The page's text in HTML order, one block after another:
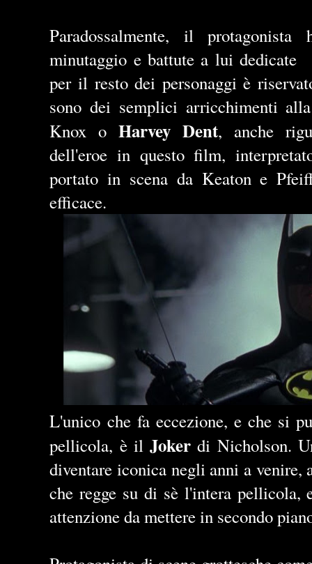
Paradossalmente, il
minutaggio e battute a lui dedicate
per il resto dei personaggi è
sono dei semplici arricchimenti
Knox oHarvey Dent, anche
dell'eroe in questo film,
portato in scena da Keaton e
efficace.
L'unico che fa eccezione, e che si
pellicola, è ilJoker di Nicholson.
diventare iconica negli anni a
che regge su di sè l'intera pellicola,
attenzione da mettere in secondo